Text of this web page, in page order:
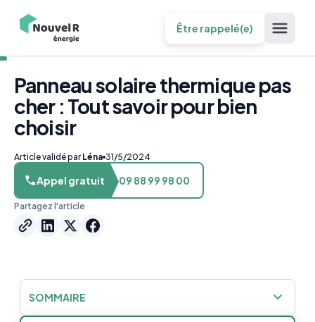
Être rappelé(e)
Panneau solaire thermique pas
cher : Tout savoir pour bien
choisir
Article validé par Léna 31/5/2024
Appel gratuit 09 88 99 98 00
Partagez l'article
SOMMAIRE